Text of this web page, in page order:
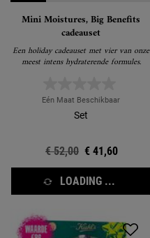
Mini Moistures, Big Benefits
cadeauset
Een holiday cadeauset met vier van onze
meest intens hydraterende formules.
Eén Maat Beschikbaar
Set
Oude prijs
€ 52,00 Nieuwe prijs
€ 41,60
LOADING ...